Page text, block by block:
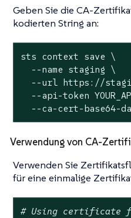
Geben Sie die CA-
kodierten String an:
sts context save \
  --name staging \
--url https://
--api-token
--ca-cert-base64-
Verwendung von CA-
Verwenden Sie
für eine einmalige
# Using certificate